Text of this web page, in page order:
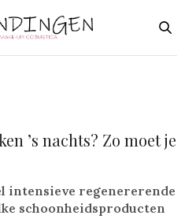
’s nachts? Zo moet je
intensieve regenererende
schoonheidsproducten